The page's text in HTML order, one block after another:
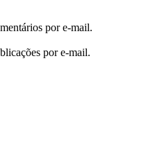
por e-mail.
por e-mail.